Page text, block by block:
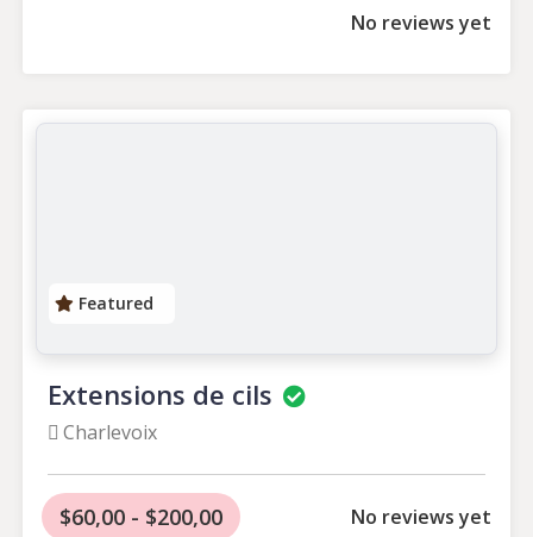
No reviews yet
Featured
Extensions de cils
Charlevoix
$60,00 - $200,00 No reviews yet